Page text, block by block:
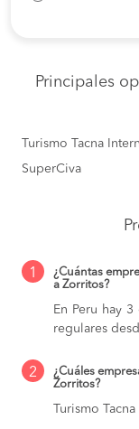
Principales
Turismo Tacna
SuperCiva
1
¿Cuántas
a Zorritos?
En Peru hay
regulares
2
¿Cuáles
Zorritos?
Turismo